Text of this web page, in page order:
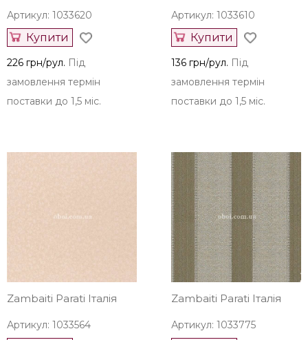
Артикул: 1033620
Купити
226 грн/рул. Під
замовлення термін
поставки до 1,5 міс.
Артикул: 1033610
Купити
136 грн/рул. Під
замовлення термін
поставки до 1,5 міс.
Zambaiti Parati Італія
Артикул: 1033564
Zambaiti Parati Італія
Артикул: 1033775